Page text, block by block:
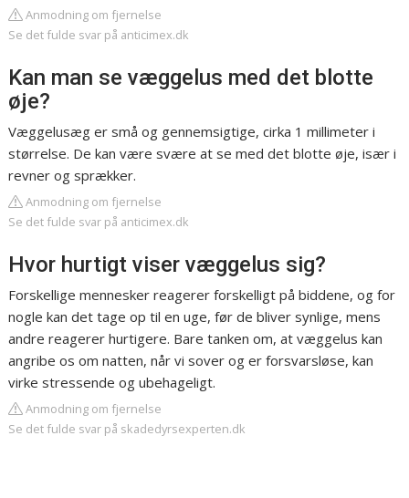
Anmodning om fjernelse
Se det fulde svar på anticimex.dk
Kan man se væggelus med det blotte
øje?
Væggelusæg er små og gennemsigtige, cirka 1 millimeter i
størrelse. De kan være svære at se med det blotte øje, især i
revner og sprækker.
Anmodning om fjernelse
Se det fulde svar på anticimex.dk
Hvor hurtigt viser væggelus sig?
Forskellige mennesker reagerer forskelligt på biddene, og for
nogle kan det tage op til en uge, før de bliver synlige, mens
andre reagerer hurtigere. Bare tanken om, at væggelus kan
angribe os om natten, når vi sover og er forsvarsløse, kan
virke stressende og ubehageligt.
Anmodning om fjernelse
Se det fulde svar på skadedyrsexperten.dk